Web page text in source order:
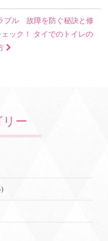
ブル 故障を防ぐ秘訣と修
ェック！ タイでのトイレの
リー